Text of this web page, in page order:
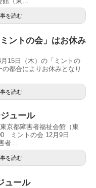
を読む
ントの会」はお休み
15日（木）の「ミントの
都合によりお休みとなり
を読む
ュール
京都障害者福祉会館（東
ミントの会 12月9日
者...
を読む
ュール